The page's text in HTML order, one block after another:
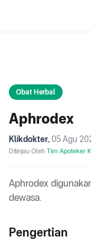
Obat Herbal
Aphrodex
Klikdokter, 05 Agu
Ditinjau Oleh Tim Apoteker
Aphrodex
dewasa.
Pengertian